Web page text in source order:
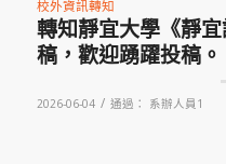
校外資訊轉知
轉知靜宜大學《靜
稿，歡迎踴躍投稿。
2026-06-04 / 通過： 系辦人員1